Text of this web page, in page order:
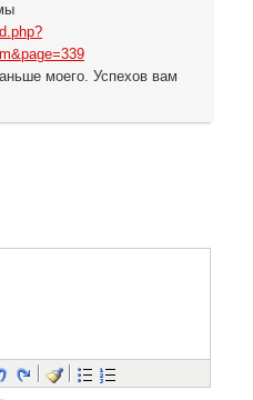
моего. Успехов вам